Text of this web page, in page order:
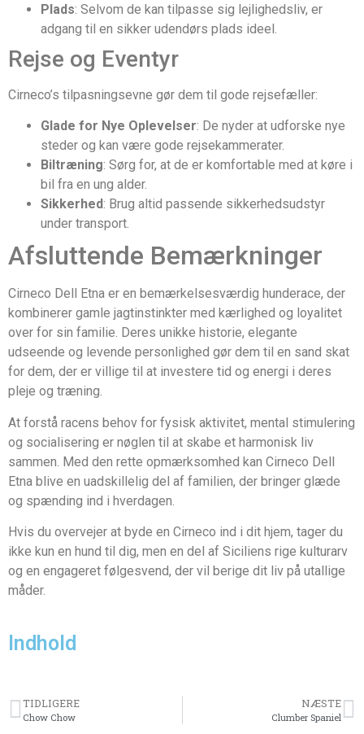
Plads: Selvom de kan tilpasse sig lejlighedsliv, er
adgang til en sikker udendørs plads ideel.
Rejse og Eventyr
Cirneco’s tilpasningsevne gør dem til gode rejsefæller:
Glade for Nye Oplevelser: De nyder at udforske nye
steder og kan være gode rejsekammerater.
Biltræning: Sørg for, at de er komfortable med at køre i
bil fra en ung alder.
Sikkerhed: Brug altid passende sikkerhedsudstyr
under transport.
Afsluttende Bemærkninger
Cirneco Dell Etna er en bemærkelsesværdig hunderace, der
kombinerer gamle jagtinstinkter med kærlighed og loyalitet
over for sin familie. Deres unikke historie, elegante
udseende og levende personlighed gør dem til en sand skat
for dem, der er villige til at investere tid og energi i deres
pleje og træning.
At forstå racens behov for fysisk aktivitet, mental stimulering
og socialisering er nøglen til at skabe et harmonisk liv
sammen. Med den rette opmærksomhed kan Cirneco Dell
Etna blive en uadskillelig del af familien, der bringer glæde
og spænding ind i hverdagen.
Hvis du overvejer at byde en Cirneco ind i dit hjem, tager du
ikke kun en hund til dig, men en del af Siciliens rige kulturarv
og en engageret følgesvend, der vil berige dit liv på utallige
måder.
Indhold
TIDLIGERE
Chow Chow
NÆSTE
Clumber Spaniel